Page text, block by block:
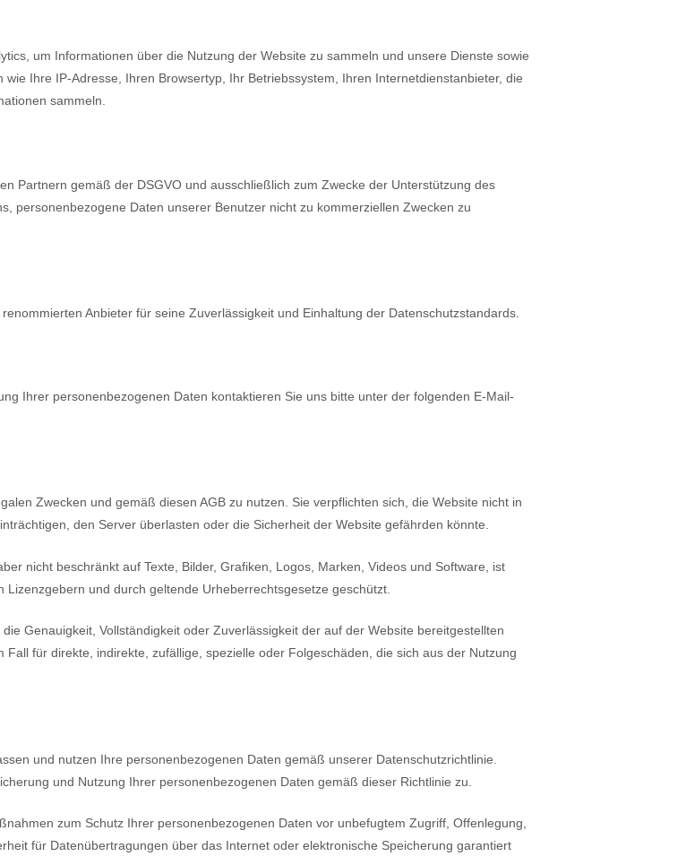
um Informationen über die Nutzung der Website zu sammeln und unsere Dienste sowie
Ihre IP-Adresse, Ihren Browsertyp, Ihr Betriebssystem, Ihren Internetdienstanbieter, die
sammeln.
Partnern gemäß der DSGVO und ausschließlich zum Zwecke der Unterstützung des
personenbezogene Daten unserer Benutzer nicht zu kommerziellen Zwecken zu
Anbieter für seine Zuverlässigkeit und Einhaltung der Datenschutzstandards.
Ihrer personenbezogenen Daten kontaktieren Sie uns bitte unter der folgenden E-Mail-
Zwecken und gemäß diesen AGB zu nutzen. Sie verpflichten sich, die Website nicht in
den Server überlasten oder die Sicherheit der Website gefährden könnte.
nicht beschränkt auf Texte, Bilder, Grafiken, Logos, Marken, Videos und Software, ist
und durch geltende Urheberrechtsgesetze geschützt.
Genauigkeit, Vollständigkeit oder Zuverlässigkeit der auf der Website bereitgestellten
für direkte, indirekte, zufällige, spezielle oder Folgeschäden, die sich aus der Nutzung
und nutzen Ihre personenbezogenen Daten gemäß unserer Datenschutzrichtlinie.
und Nutzung Ihrer personenbezogenen Daten gemäß dieser Richtlinie zu.
zum Schutz Ihrer personenbezogenen Daten vor unbefugtem Zugriff, Offenlegung,
für Datenübertragungen über das Internet oder elektronische Speicherung garantiert